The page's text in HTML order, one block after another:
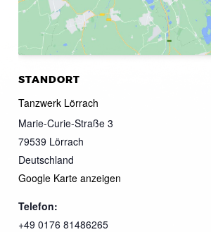
STANDORT
Tanzwerk Lörrach
Marie-Curie-Straße 3
79539 Lörrach
Deutschland
Google Karte anzeigen
Telefon:
+49 0176 81486265